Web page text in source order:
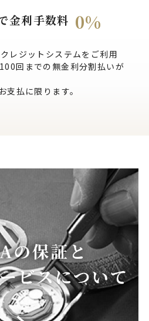
金利手数料 0%
レジットシステムをご利用
回までの無金利分割払いが
払に限ります。